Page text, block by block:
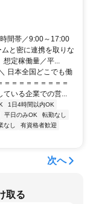
間帯／9:00～17:00
と密に連携を取りな
定稼働量／平...
日本全国どこでも働
＝＝＝＝＝＝＝＝
いる企業での営...
1日4時間以内OK
平日のみOK
転勤なし
なし
有資格者歓迎
次へ
取る